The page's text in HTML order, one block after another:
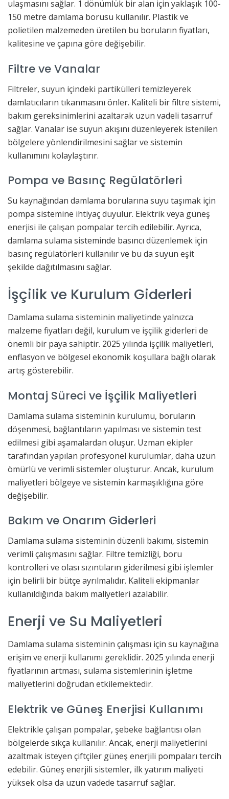
ulaşmasını sağlar. 1 dönümlük bir alan için yaklaşık 100-
150 metre damlama borusu kullanılır. Plastik ve
polietilen malzemeden üretilen bu boruların fiyatları,
kalitesine ve çapına göre değişebilir.
Filtre ve Vanalar
Filtreler, suyun içindeki partikülleri temizleyerek
damlatıcıların tıkanmasını önler. Kaliteli bir filtre sistemi,
bakım gereksinimlerini azaltarak uzun vadeli tasarruf
sağlar. Vanalar ise suyun akışını düzenleyerek istenilen
bölgelere yönlendirilmesini sağlar ve sistemin
kullanımını kolaylaştırır.
Pompa ve Basınç Regülatörleri
Su kaynağından damlama borularına suyu taşımak için
pompa sistemine ihtiyaç duyulur. Elektrik veya güneş
enerjisi ile çalışan pompalar tercih edilebilir. Ayrıca,
damlama sulama sisteminde basıncı düzenlemek için
basınç regülatörleri kullanılır ve bu da suyun eşit
şekilde dağıtılmasını sağlar.
İşçilik ve Kurulum Giderleri
Damlama sulama sisteminin maliyetinde yalnızca
malzeme fiyatları değil, kurulum ve işçilik giderleri de
önemli bir paya sahiptir. 2025 yılında işçilik maliyetleri,
enflasyon ve bölgesel ekonomik koşullara bağlı olarak
artış gösterebilir.
Montaj Süreci ve İşçilik Maliyetleri
Damlama sulama sisteminin kurulumu, boruların
döşenmesi, bağlantıların yapılması ve sistemin test
edilmesi gibi aşamalardan oluşur. Uzman ekipler
tarafından yapılan profesyonel kurulumlar, daha uzun
ömürlü ve verimli sistemler oluşturur. Ancak, kurulum
maliyetleri bölgeye ve sistemin karmaşıklığına göre
değişebilir.
Bakım ve Onarım Giderleri
Damlama sulama sisteminin düzenli bakımı, sistemin
verimli çalışmasını sağlar. Filtre temizliği, boru
kontrolleri ve olası sızıntıların giderilmesi gibi işlemler
için belirli bir bütçe ayrılmalıdır. Kaliteli ekipmanlar
kullanıldığında bakım maliyetleri azalabilir.
Enerji ve Su Maliyetleri
Damlama sulama sisteminin çalışması için su kaynağına
erişim ve enerji kullanımı gereklidir. 2025 yılında enerji
fiyatlarının artması, sulama sistemlerinin işletme
maliyetlerini doğrudan etkilemektedir.
Elektrik ve Güneş Enerjisi Kullanımı
Elektrikle çalışan pompalar, şebeke bağlantısı olan
bölgelerde sıkça kullanılır. Ancak, enerji maliyetlerini
azaltmak isteyen çiftçiler güneş enerjili pompaları tercih
edebilir. Güneş enerjili sistemler, ilk yatırım maliyeti
yüksek olsa da uzun vadede tasarruf sağlar.